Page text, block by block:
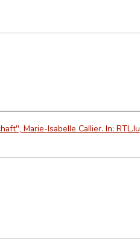
Marie-Isabelle Callier. In: RTL.lu